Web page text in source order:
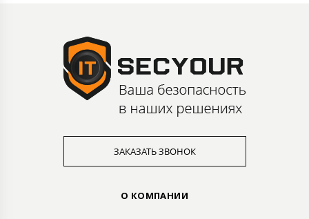
ЗАКАЗАТЬ ЗВОНОК
О КОМПАНИИ